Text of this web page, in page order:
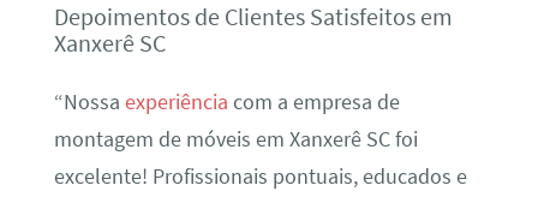
Depoimentos de Clientes Satisfeitos em
Xanxerê SC
“Nossa experiência com a empresa de
montagem de móveis em Xanxerê SC foi
excelente! Profissionais pontuais, educados e